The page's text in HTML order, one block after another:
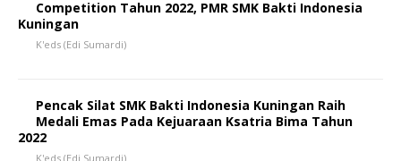
Competition Tahun 2022, PMR SMK Bakti Indonesia
Kuningan
K'eds (Edi Sumardi)
Pencak Silat SMK Bakti Indonesia Kuningan Raih
Medali Emas Pada Kejuaraan Ksatria Bima Tahun
2022
K'eds (Edi Sumardi)